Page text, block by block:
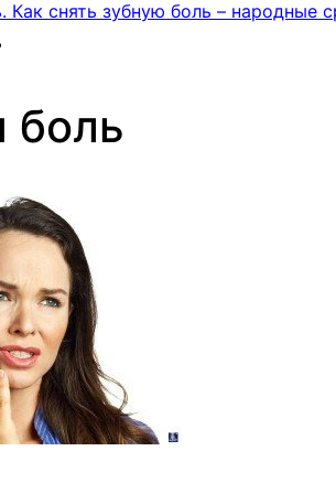
Как снять зубную боль – народные
боль